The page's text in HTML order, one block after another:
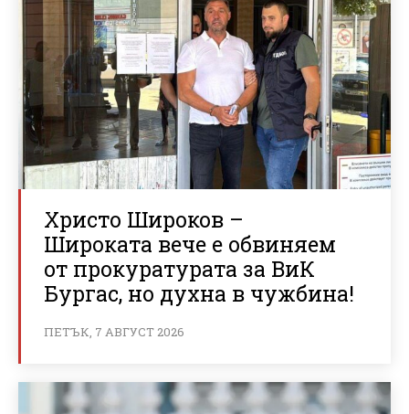
Христо Широков –
Широката вече е обвиняем
от прокуратурата за ВиК
Бургас, но духна в чужбина!
ПЕТЪК, 7 АВГУСТ 2026